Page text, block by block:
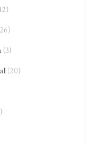
(3)
(20)